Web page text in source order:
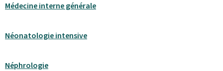
Médecine interne générale
Néonatologie intensive
Néphrologie